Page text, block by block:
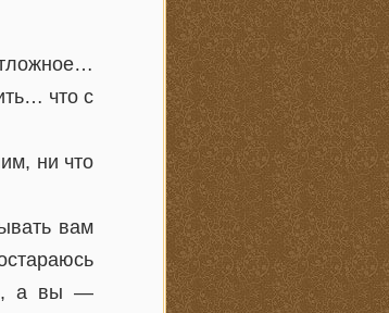
что с
ни что
вам
а вы —